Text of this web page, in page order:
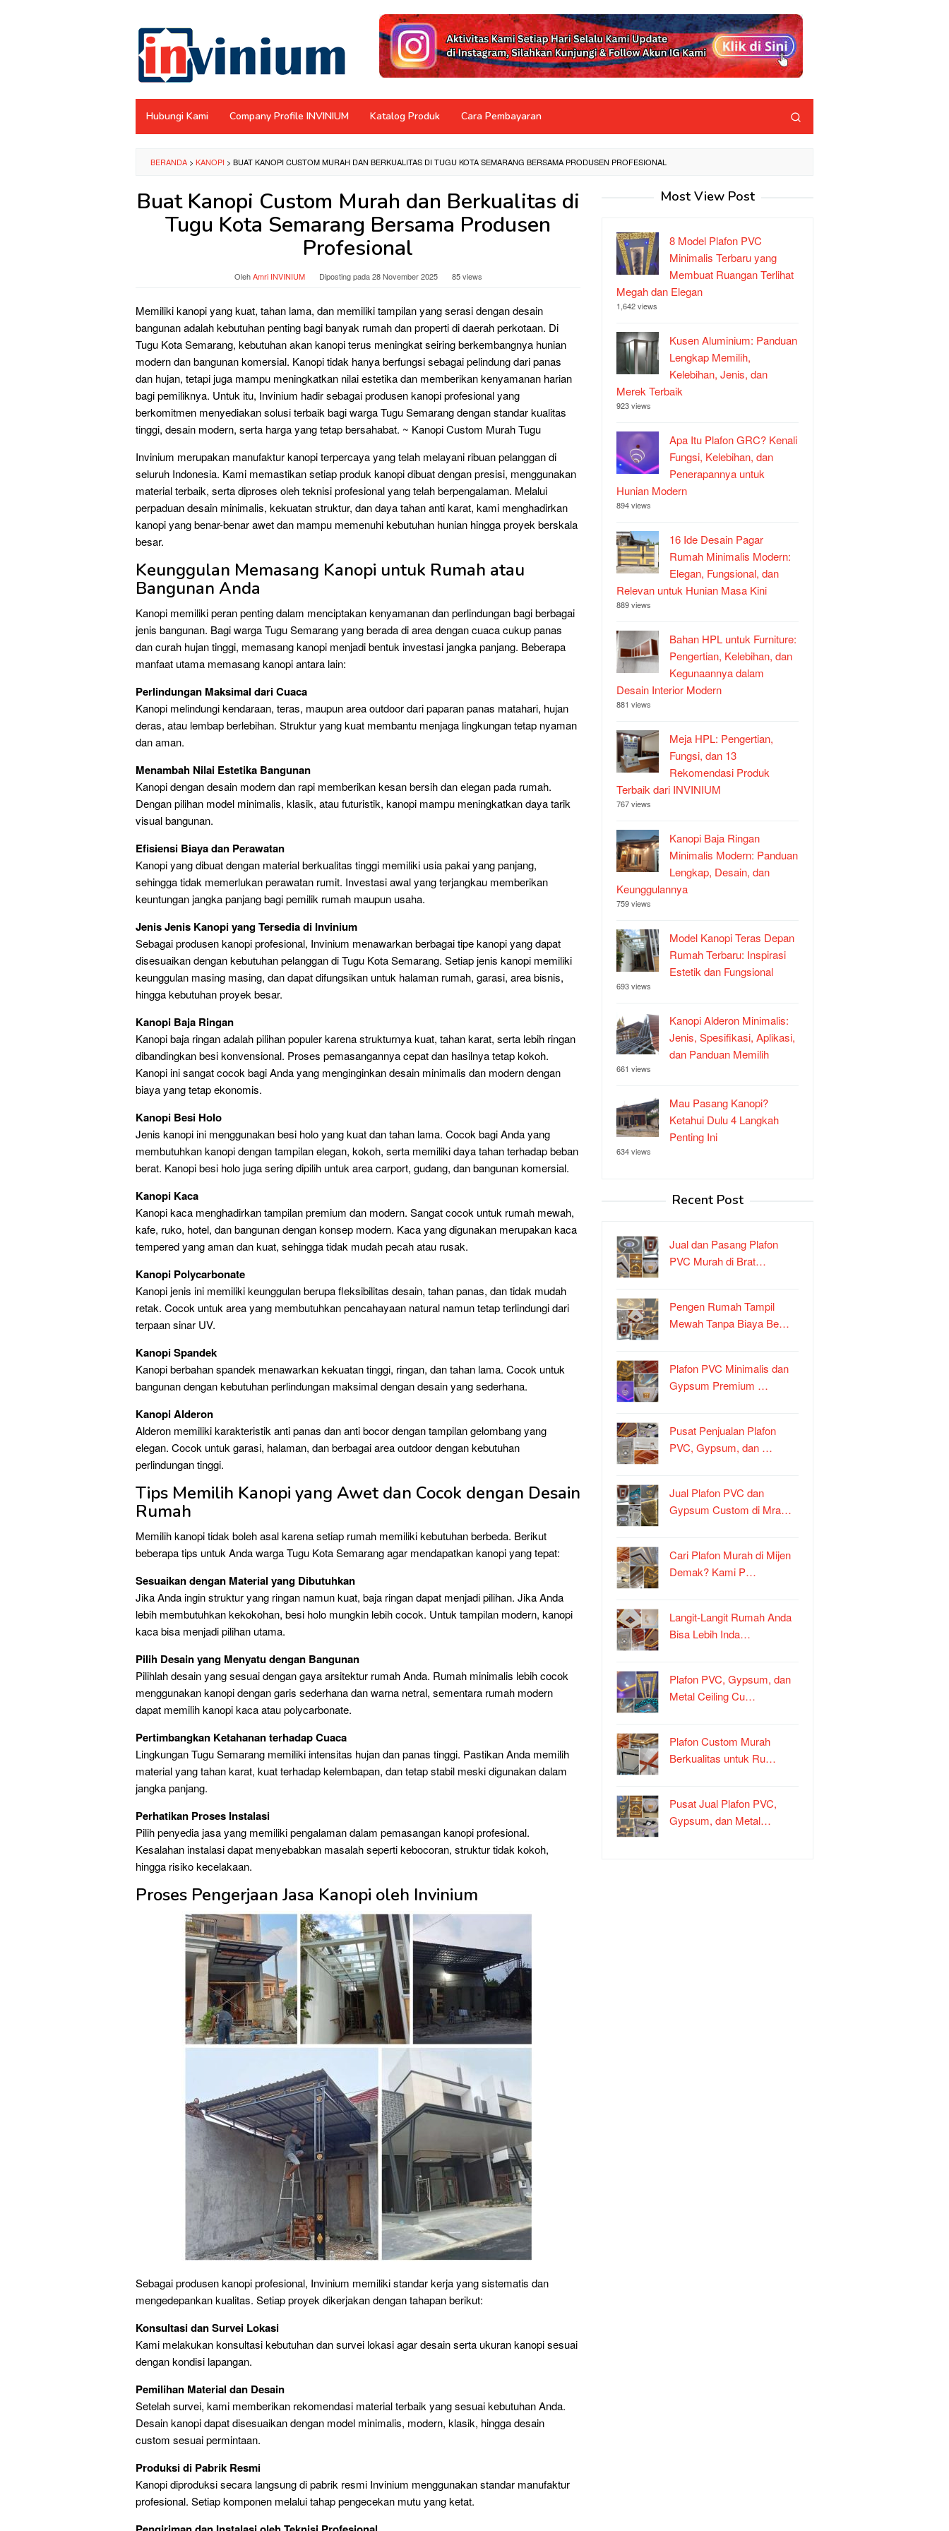
konten
Hubungi Kami Company Profile INVINIUM Katalog Produk Cara Pembayaran
BERANDA > KANOPI > BUAT KANOPI CUSTOM MURAH DAN BERKUALITAS DI TUGU KOTA SEMARANG BERSAMA PRODUSEN PROFESIONAL
Buat Kanopi Custom Murah dan Berkualitas di
Tugu Kota Semarang Bersama Produsen
Profesional
OlehAmri INVINIUM Diposting pada28 November 2025 85 views
Memiliki kanopi yang kuat, tahan lama, dan memiliki tampilan yang serasi dengan desain
bangunan adalah kebutuhan penting bagi banyak rumah dan properti di daerah perkotaan. Di
Tugu Kota Semarang, kebutuhan akan kanopi terus meningkat seiring berkembangnya hunian
modern dan bangunan komersial. Kanopi tidak hanya berfungsi sebagai pelindung dari panas
dan hujan, tetapi juga mampu meningkatkan nilai estetika dan memberikan kenyamanan harian
bagi pemiliknya. Untuk itu, Invinium hadir sebagai produsen kanopi profesional yang
berkomitmen menyediakan solusi terbaik bagi warga Tugu Semarang dengan standar kualitas
tinggi, desain modern, serta harga yang tetap bersahabat. ~ Kanopi Custom Murah Tugu
Invinium merupakan manufaktur kanopi terpercaya yang telah melayani ribuan pelanggan di
seluruh Indonesia. Kami memastikan setiap produk kanopi dibuat dengan presisi, menggunakan
material terbaik, serta diproses oleh teknisi profesional yang telah berpengalaman. Melalui
perpaduan desain minimalis, kekuatan struktur, dan daya tahan anti karat, kami menghadirkan
kanopi yang benar-benar awet dan mampu memenuhi kebutuhan hunian hingga proyek berskala
besar.
Keunggulan Memasang Kanopi untuk Rumah atau
Bangunan Anda
Kanopi memiliki peran penting dalam menciptakan kenyamanan dan perlindungan bagi berbagai
jenis bangunan. Bagi warga Tugu Semarang yang berada di area dengan cuaca cukup panas
dan curah hujan tinggi, memasang kanopi menjadi bentuk investasi jangka panjang. Beberapa
manfaat utama memasang kanopi antara lain:
Perlindungan Maksimal dari Cuaca
Kanopi melindungi kendaraan, teras, maupun area outdoor dari paparan panas matahari, hujan
deras, atau lembap berlebihan. Struktur yang kuat membantu menjaga lingkungan tetap nyaman
dan aman.
Menambah Nilai Estetika Bangunan
Kanopi dengan desain modern dan rapi memberikan kesan bersih dan elegan pada rumah.
Dengan pilihan model minimalis, klasik, atau futuristik, kanopi mampu meningkatkan daya tarik
visual bangunan.
Efisiensi Biaya dan Perawatan
Kanopi yang dibuat dengan material berkualitas tinggi memiliki usia pakai yang panjang,
sehingga tidak memerlukan perawatan rumit. Investasi awal yang terjangkau memberikan
keuntungan jangka panjang bagi pemilik rumah maupun usaha.
Jenis Jenis Kanopi yang Tersedia di Invinium
Sebagai produsen kanopi profesional, Invinium menawarkan berbagai tipe kanopi yang dapat
disesuaikan dengan kebutuhan pelanggan di Tugu Kota Semarang. Setiap jenis kanopi memiliki
keunggulan masing masing, dan dapat difungsikan untuk halaman rumah, garasi, area bisnis,
hingga kebutuhan proyek besar.
Kanopi Baja Ringan
Kanopi baja ringan adalah pilihan populer karena strukturnya kuat, tahan karat, serta lebih ringan
dibandingkan besi konvensional. Proses pemasangannya cepat dan hasilnya tetap kokoh.
Kanopi ini sangat cocok bagi Anda yang menginginkan desain minimalis dan modern dengan
biaya yang tetap ekonomis.
Kanopi Besi Holo
Jenis kanopi ini menggunakan besi holo yang kuat dan tahan lama. Cocok bagi Anda yang
membutuhkan kanopi dengan tampilan elegan, kokoh, serta memiliki daya tahan terhadap beban
berat. Kanopi besi holo juga sering dipilih untuk area carport, gudang, dan bangunan komersial.
Kanopi Kaca
Kanopi kaca menghadirkan tampilan premium dan modern. Sangat cocok untuk rumah mewah,
kafe, ruko, hotel, dan bangunan dengan konsep modern. Kaca yang digunakan merupakan kaca
tempered yang aman dan kuat, sehingga tidak mudah pecah atau rusak.
Kanopi Polycarbonate
Kanopi jenis ini memiliki keunggulan berupa fleksibilitas desain, tahan panas, dan tidak mudah
retak. Cocok untuk area yang membutuhkan pencahayaan natural namun tetap terlindungi dari
terpaan sinar UV.
Kanopi Spandek
Kanopi berbahan spandek menawarkan kekuatan tinggi, ringan, dan tahan lama. Cocok untuk
bangunan dengan kebutuhan perlindungan maksimal dengan desain yang sederhana.
Kanopi Alderon
Alderon memiliki karakteristik anti panas dan anti bocor dengan tampilan gelombang yang
elegan. Cocok untuk garasi, halaman, dan berbagai area outdoor dengan kebutuhan
perlindungan tinggi.
Tips Memilih Kanopi yang Awet dan Cocok dengan Desain
Rumah
Memilih kanopi tidak boleh asal karena setiap rumah memiliki kebutuhan berbeda. Berikut
beberapa tips untuk Anda warga Tugu Kota Semarang agar mendapatkan kanopi yang tepat:
Sesuaikan dengan Material yang Dibutuhkan
Jika Anda ingin struktur yang ringan namun kuat, baja ringan dapat menjadi pilihan. Jika Anda
lebih membutuhkan kekokohan, besi holo mungkin lebih cocok. Untuk tampilan modern, kanopi
kaca bisa menjadi pilihan utama.
Pilih Desain yang Menyatu dengan Bangunan
Pilihlah desain yang sesuai dengan gaya arsitektur rumah Anda. Rumah minimalis lebih cocok
menggunakan kanopi dengan garis sederhana dan warna netral, sementara rumah modern
dapat memilih kanopi kaca atau polycarbonate.
Pertimbangkan Ketahanan terhadap Cuaca
Lingkungan Tugu Semarang memiliki intensitas hujan dan panas tinggi. Pastikan Anda memilih
material yang tahan karat, kuat terhadap kelembapan, dan tetap stabil meski digunakan dalam
jangka panjang.
Perhatikan Proses Instalasi
Pilih penyedia jasa yang memiliki pengalaman dalam pemasangan kanopi profesional.
Kesalahan instalasi dapat menyebabkan masalah seperti kebocoran, struktur tidak kokoh,
hingga risiko kecelakaan.
Proses Pengerjaan Jasa Kanopi oleh Invinium
Sebagai produsen kanopi profesional, Invinium memiliki standar kerja yang sistematis dan
mengedepankan kualitas. Setiap proyek dikerjakan dengan tahapan berikut:
Konsultasi dan Survei Lokasi
Kami melakukan konsultasi kebutuhan dan survei lokasi agar desain serta ukuran kanopi sesuai
dengan kondisi lapangan.
Pemilihan Material dan Desain
Setelah survei, kami memberikan rekomendasi material terbaik yang sesuai kebutuhan Anda.
Desain kanopi dapat disesuaikan dengan model minimalis, modern, klasik, hingga desain
custom sesuai permintaan.
Produksi di Pabrik Resmi
Kanopi diproduksi secara langsung di pabrik resmi Invinium menggunakan standar manufaktur
profesional. Setiap komponen melalui tahap pengecekan mutu yang ketat.
Most View Post
8 Model Plafon PVC
Minimalis Terbaru yang
Membuat Ruangan Terlihat
Megah dan Elegan
1,642 views
Kusen Aluminium: Panduan
Lengkap Memilih,
Kelebihan, Jenis, dan
Merek Terbaik
923 views
Apa Itu Plafon GRC? Kenali
Fungsi, Kelebihan, dan
Penerapannya untuk
Hunian Modern
894 views
16 Ide Desain Pagar
Rumah Minimalis Modern:
Elegan, Fungsional, dan
Relevan untuk Hunian Masa Kini
889 views
Bahan HPL untuk Furniture:
Pengertian, Kelebihan, dan
Kegunaannya dalam
Desain Interior Modern
881 views
Meja HPL: Pengertian,
Fungsi, dan 13
Rekomendasi Produk
Terbaik dari INVINIUM
767 views
Kanopi Baja Ringan
Minimalis Modern: Panduan
Lengkap, Desain, dan
Keunggulannya
759 views
Model Kanopi Teras Depan
Rumah Terbaru: Inspirasi
Estetik dan Fungsional
693 views
Kanopi Alderon Minimalis:
Jenis, Spesifikasi, Aplikasi,
dan Panduan Memilih
661 views
Mau Pasang Kanopi?
Ketahui Dulu 4 Langkah
Penting Ini
634 views
Recent Post
Jual dan Pasang Plafon
PVC Murah di Brat…
Pengen Rumah Tampil
Mewah Tanpa Biaya Be…
Plafon PVC Minimalis dan
Gypsum Premium …
Pusat Penjualan Plafon
PVC, Gypsum, dan …
Jual Plafon PVC dan
Gypsum Custom di Mra…
Cari Plafon Murah di Mijen
Demak? Kami P…
Langit-Langit Rumah Anda
Bisa Lebih Inda…
Plafon PVC, Gypsum, dan
Metal Ceiling Cu…
Plafon Custom Murah
Berkualitas untuk Ru…
Pusat Jual Plafon PVC,
Gypsum, dan Metal…